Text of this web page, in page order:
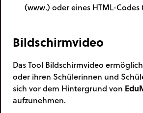
(www.) oder eines HTML-Codes
Bildschirmvideo
Das Tool Bildschirmvideo
oder ihren Schülerinnen und
sich vor dem Hintergrund von
aufzunehmen.